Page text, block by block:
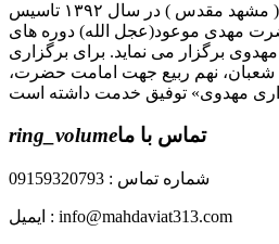
کانون مهدویت صبح عدالت ( مشهد مقدس ) در سال ۱۳۹۲ تاسیس
مهدی موعود(عجل الله) دوره های
برگزار می نماید. برای برگزاری
شعبان، نهم ربیع جهت امامت حضرت،
ring_volumeتماس با ما
شماره تماس : 09159320793
ایمیل : info@mahdaviat313.com